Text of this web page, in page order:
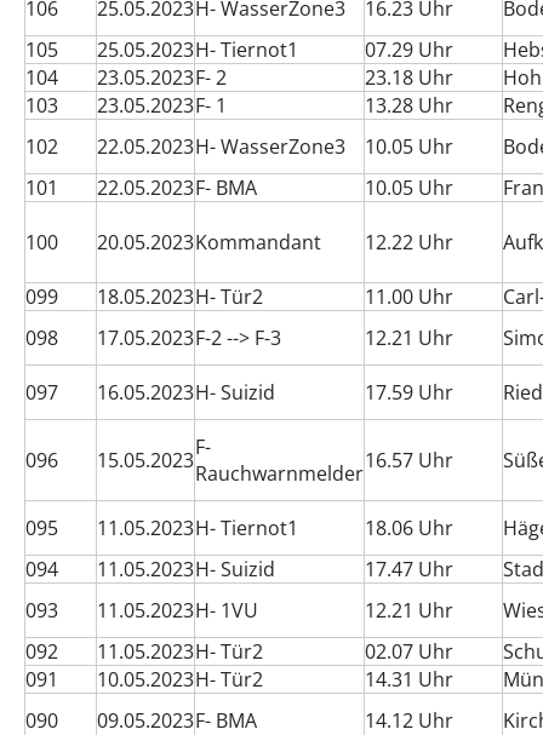
106
25.05.2023H- WasserZone3 16.23 Uhr
105
25.05.2023H- Tiernot1 07.29 Uhr
104
23.05.2023F- 2 23.18 Uhr
103
23.05.2023F- 1 13.28 Uhr
102
22.05.2023H- WasserZone3 10.05 Uhr
101
22.05.2023F- BMA 10.05 Uhr
100 20.05.2023Kommandant 12.22 Uhr
099 18.05.2023H- Tür2 11.00 Uhr
098
17.05.2023F-2 --> F-3 12.21 Uhr
097 16.05.2023H- Suizid 17.59 Uhr
096 15.05.2023F-
Rauchwarnmelder16.57 Uhr
095 11.05.2023H- Tiernot1 18.06 Uhr
094
11.05.2023H- Suizid 17.47 Uhr
093
11.05.2023H- 1VU 12.21 Uhr
092
11.05.2023H- Tür2 02.07 Uhr
091
10.05.2023H- Tür2 14.31 Uhr
090
09.05.2023F- BMA 14.12 Uhr